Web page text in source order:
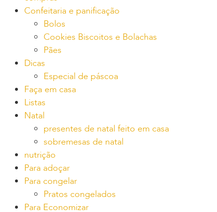
Confeitaria e panificação
Bolos
Cookies Biscoitos e Bolachas
Pães
Dicas
Especial de páscoa
Faça em casa
Listas
Natal
presentes de natal feito em casa
sobremesas de natal
nutrição
Para adoçar
Para congelar
Pratos congelados
Para Economizar